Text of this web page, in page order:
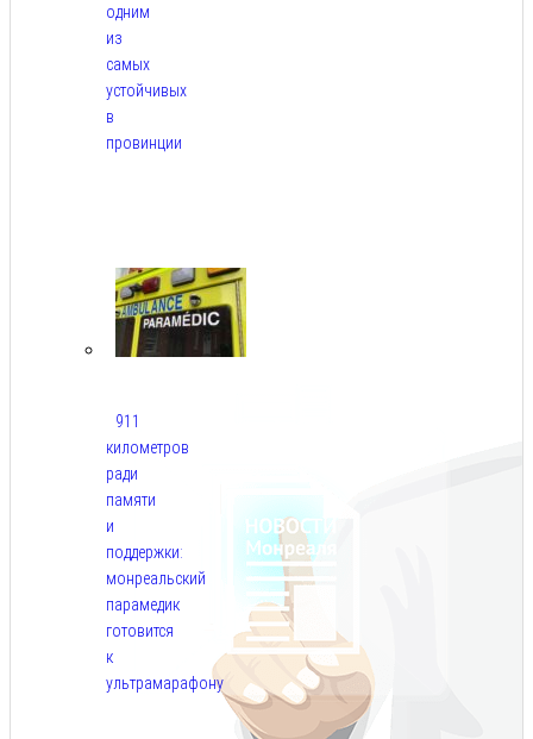
одним
из
самых
устойчивых
в
провинции
911
километров
ради
памяти
и
поддержки:
монреальский
парамедик
готовится
к
ультрамарафону